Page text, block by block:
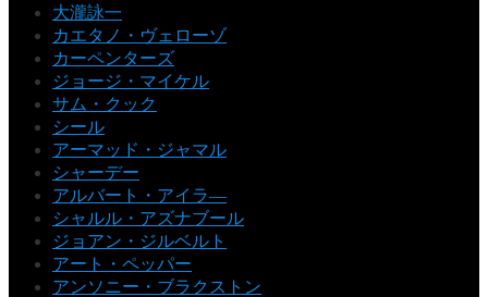
大瀧詠一
カエタノ・ヴェローゾ
カーペンターズ
ジョージ・マイケル
サム・クック
シール
アーマッド・ジャマル
シャーデー
アルバート・アイラ―
シャルル・アズナブール
ジョアン・ジルベルト
アート・ペッパー
アンソニー・ブラクストン